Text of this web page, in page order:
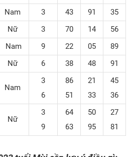
Nam 3 43 91
35
Nữ
3 70 14 56
Nam 9 22 05
89
Nữ
6 38 48 91
Nam
3
6
86
51
21
33
45
36
Nữ
3
9
64
63
50
95
27
81